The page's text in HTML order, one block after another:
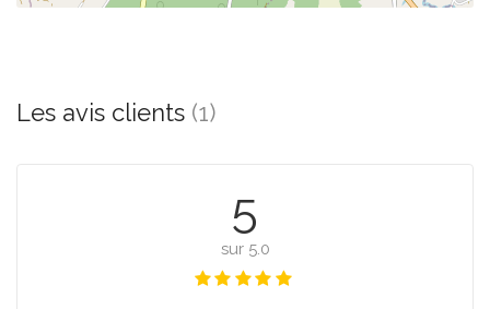
Les avis clients (1)
5
sur 5.0